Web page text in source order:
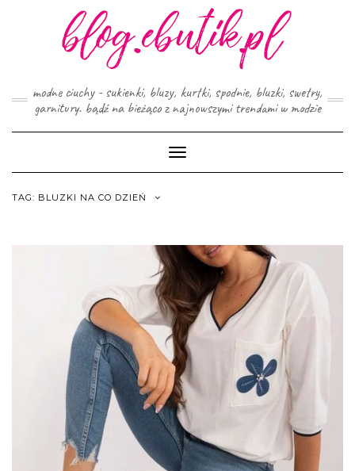
modne ciuchy - sukienki, bluzy, kurtki, spodnie, bluzki, swetry,
garnitury. bądź na bieżąco z najnowszymi trendami w modzie
Toggle
Navigation
TAG: BLUZKI NA CO DZIEŃ